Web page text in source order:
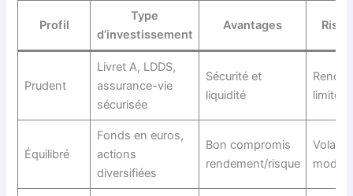
Profil
Type
d’investissement
Avantages
Prudent
Livret A, LDDS,
assurance-vie
sécurisée
Sécurité et
liquidité
limité
Équilibré
Fonds en euros,
actions
diversifiées
Bon compromis
rendement/risque